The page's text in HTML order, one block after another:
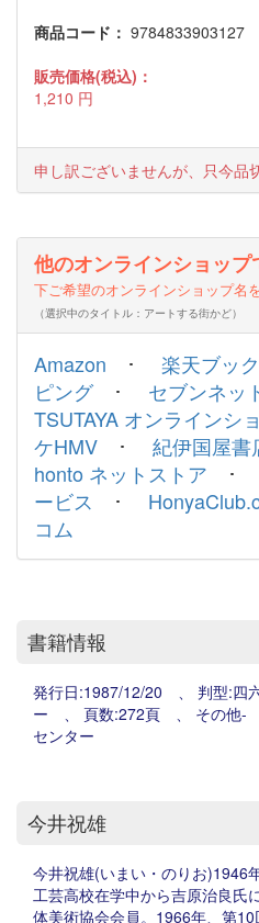
商品コード： 9784833903127
販売価格(税込)：
1,210 円
申し訳ございませんが、只今品
他のオンラインショップ
下ご希望のオンラインショップ名
（選択中のタイトル：アートする街かど）
Amazon ･ 楽天ブッ
ピング･ セブンネッ
TSUTAYA オンラインシ
ケHMV ･ 紀伊国屋書
honto ネットストア ･
ービス
･
コム
書籍情報
発行日:1987/12/20 、 判型:四
ー 、 頁数:272頁 、 その他-
センター
今井祝雄
今井祝雄(いまい・のりお)1946
工芸高校在学中から吉原治良氏
体美術協会会員。1966年、第10